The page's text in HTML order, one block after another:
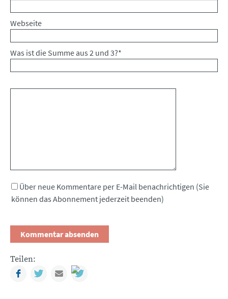
Webseite
Was ist die Summe aus 2 und 3?*
Über neue Kommentare per E-Mail benachrichtigen (Sie
können das Abonnement jederzeit beenden)
Teilen:
FacebookTwitterMail